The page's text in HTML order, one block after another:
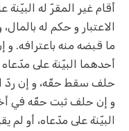
أقام غير المقرّ له
الاعتبار و حكم له
ما قبضه منه باعترافه. و
أحدهما البيّنة على
حلف سقط حقّه، و إن ردّ
و إن حلف ثبت حقّه في
البيّنة على مدّعاه، أو لم